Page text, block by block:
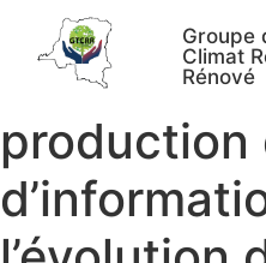
Groupe
Climat
Rénové
production